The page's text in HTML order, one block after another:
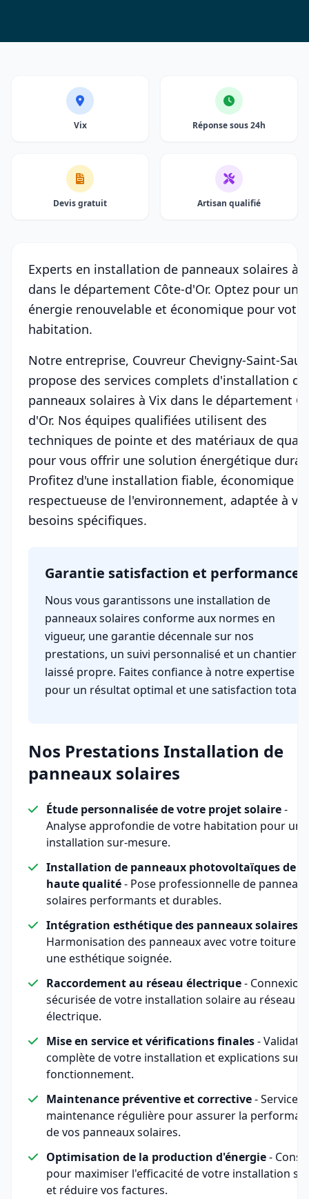
Vix Réponse sous 24h
Devis gratuit Artisan qualifié
Experts en installation de panneaux solaires à
dans le département Côte-d'Or. Optez pour une
énergie renouvelable et économique pour votre
habitation.
Notre entreprise, Couvreur Chevigny-Saint-
propose des services complets d'installation de
panneaux solaires à Vix dans le département
d'Or. Nos équipes qualifiées utilisent des
techniques de pointe et des matériaux de
pour vous offrir une solution énergétique
Profitez d'une installation fiable, économique et
respectueuse de l'environnement, adaptée à
besoins spécifiques.
Garantie satisfaction et performance
Nous vous garantissons une installation de
panneaux solaires conforme aux normes en
vigueur, une garantie décennale sur nos
prestations, un suivi personnalisé et un chantier
laissé propre. Faites confiance à notre expertise
pour un résultat optimal et une satisfaction totale.
Nos Prestations Installation de
panneaux solaires
Étude personnalisée de votre projet solaire-
Analyse approfondie de votre habitation pour une
installation sur-mesure.
Installation de panneaux photovoltaïques de
haute qualité- Pose professionnelle de
solaires performants et durables.
Intégration esthétique des panneaux solaires
Harmonisation des panneaux avec votre toiture
une esthétique soignée.
Raccordement au réseau électrique- Connexion
sécurisée de votre installation solaire au réseau
électrique.
Mise en service et vérifications finales-
complète de votre installation et explications sur
fonctionnement.
Maintenance préventive et corrective- Service
maintenance régulière pour assurer la
de vos panneaux solaires.
Optimisation de la production d'énergie-
pour maximiser l'efficacité de votre installation
et réduire vos factures.